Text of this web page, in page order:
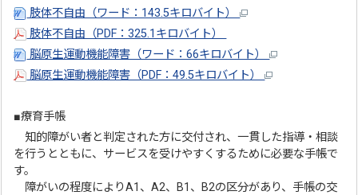
肢体不自由（ワード：143.5キロバイト）
肢体不自由（PDF：325.1キロバイト）
脳原生運動機能障害（ワード：66キロバイト）
脳原生運動機能障害（PDF：49.5キロバイト）
■療育手帳
知的障がい者と判定された方に交付され、一貫した指導・相談
を行うとともに、サービスを受けやすくするために必要な手帳で
す。
障がいの程度によりA1、A2、B1、B2の区分があり、手帳の交